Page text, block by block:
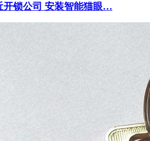
开锁公司 安装智能猫眼…